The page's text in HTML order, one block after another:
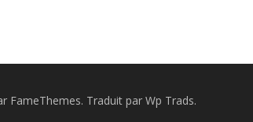
FameThemes. Traduit par Wp Trads.